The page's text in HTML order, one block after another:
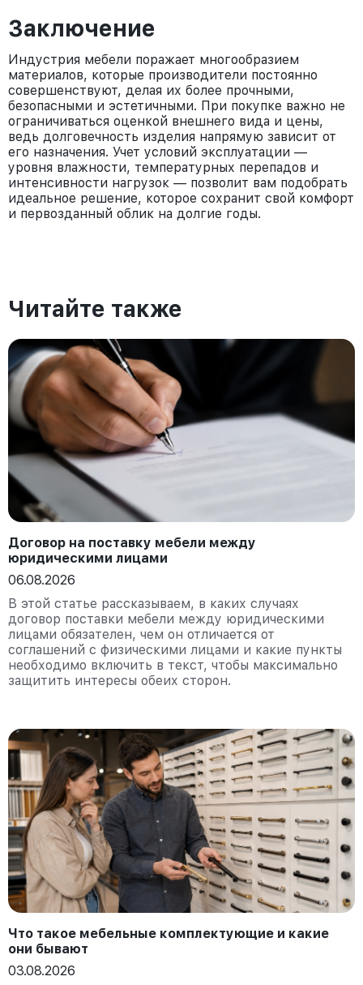
Заключение
Индустрия мебели поражает многообразием
материалов, которые производители постоянно
совершенствуют, делая их более прочными,
безопасными и эстетичными. При покупке важно не
ограничиваться оценкой внешнего вида и цены,
ведь долговечность изделия напрямую зависит от
его назначения. Учет условий эксплуатации —
уровня влажности, температурных перепадов и
интенсивности нагрузок — позволит вам подобрать
идеальное решение, которое сохранит свой комфорт
и первозданный облик на долгие годы.
Читайте также
Договор на поставку мебели между
юридическими лицами
06.08.2026
В этой статье рассказываем, в каких случаях
договор поставки мебели между юридическими
лицами обязателен, чем он отличается от
соглашений с физическими лицами и какие пункты
необходимо включить в текст, чтобы максимально
защитить интересы обеих сторон.
Что такое мебельные комплектующие и какие
они бывают
03.08.2026